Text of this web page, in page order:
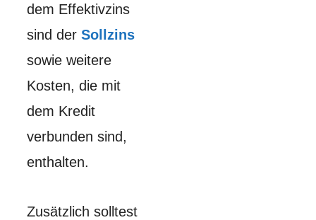
dem Effektivzins
sind der Sollzins
sowie weitere
Kosten, die mit
dem Kredit
verbunden sind,
enthalten.
Zusätzlich solltest